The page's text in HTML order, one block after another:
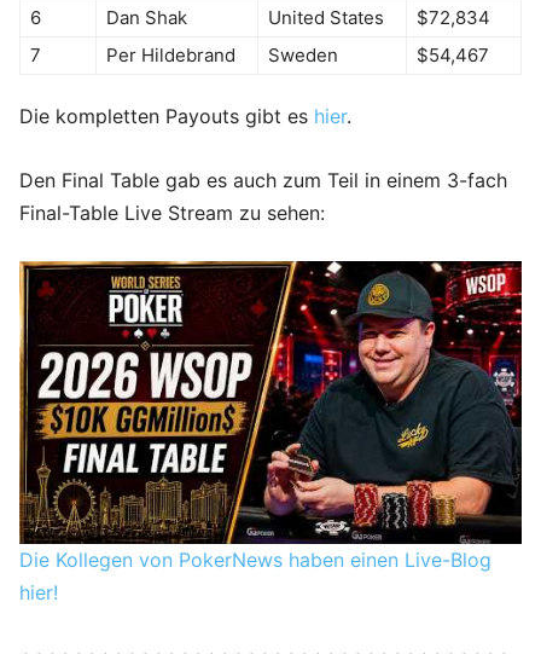
6
Dan Shak United States
$72,834
7
Per Hildebrand Sweden $54,467
Die kompletten Payouts gibt es hier.
Den Final Table gab es auch zum Teil in einem 3-fach
Final-Table Live Stream zu sehen:
Die Kollegen von PokerNews haben einen Live-Blog
hier!